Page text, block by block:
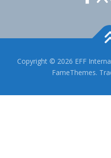
Copyright © 2026 EFF
FameThemes.